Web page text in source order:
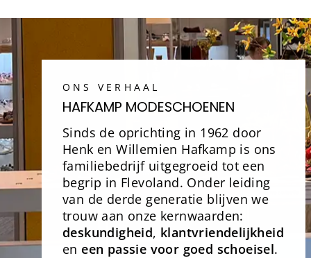
ONS VERHAAL
HAFKAMP MODESCHOENEN
Sinds de oprichting in 1962 door
Henk en Willemien Hafkamp is ons
familiebedrijf uitgegroeid tot een
begrip in Flevoland. Onder leiding
van de derde generatie blijven we
trouw aan onze kernwaarden:
deskundigheid, klantvriendelijkheid
en een passie voor goed schoeisel.